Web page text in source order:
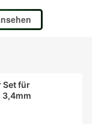
Set für
3,4mm